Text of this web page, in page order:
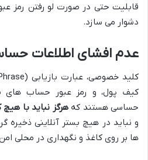
قابلیت حتی در صورت لو رفتن رمز
دشوار می سازد.
عدم افشای اطلاعات
کیف پول، و رمز عبور حساب های
حساسی هستند کههرگز نباید با
و نباید در هیچ بستر آنلاینی ذخیره
ها بر روی کاغذ و نگهداری در محلی